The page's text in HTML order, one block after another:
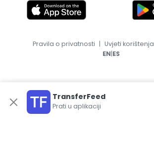
TransferFeed
Prati u aplikaciji
Pravila o privatnosti | Uvjeti korištenja
EN|ES